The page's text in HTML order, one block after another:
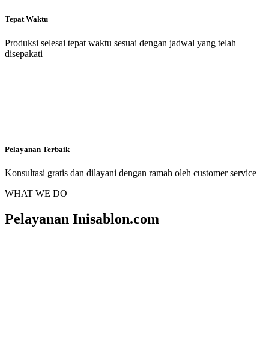
Tepat Waktu
Produksi selesai tepat waktu sesuai dengan jadwal yang telah
disepakati
Pelayanan Terbaik
Konsultasi gratis dan dilayani dengan ramah oleh customer service
WHAT WE DO
Pelayanan Inisablon.com